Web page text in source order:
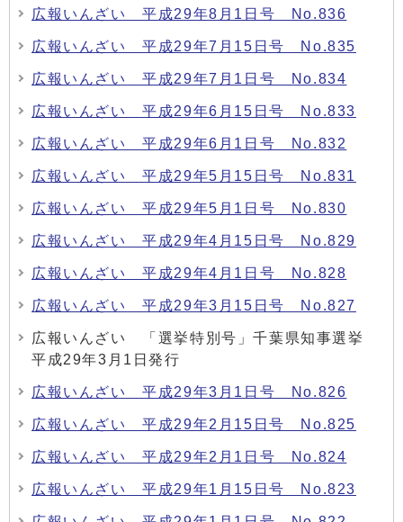
広報いんざい 平成29年8月1日号 No.836
広報いんざい 平成29年7月15日号 No.835
広報いんざい 平成29年7月1日号 No.834
広報いんざい 平成29年6月15日号 No.833
広報いんざい 平成29年6月1日号 No.832
広報いんざい 平成29年5月15日号 No.831
広報いんざい 平成29年5月1日号 No.830
広報いんざい 平成29年4月15日号 No.829
広報いんざい 平成29年4月1日号 No.828
広報いんざい 平成29年3月15日号 No.827
広報いんざい 「選挙特別号」千葉県知事選挙
平成29年3月1日発行
広報いんざい 平成29年3月1日号 No.826
広報いんざい 平成29年2月15日号 No.825
広報いんざい 平成29年2月1日号 No.824
広報いんざい 平成29年1月15日号 No.823